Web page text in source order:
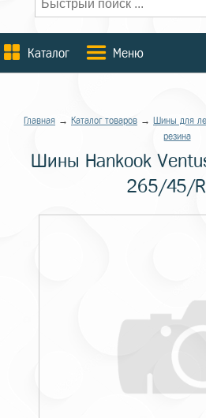
Каталог Меню
Главная → Каталог товаров → Шины для
резина
Шины Hankook
265/45/